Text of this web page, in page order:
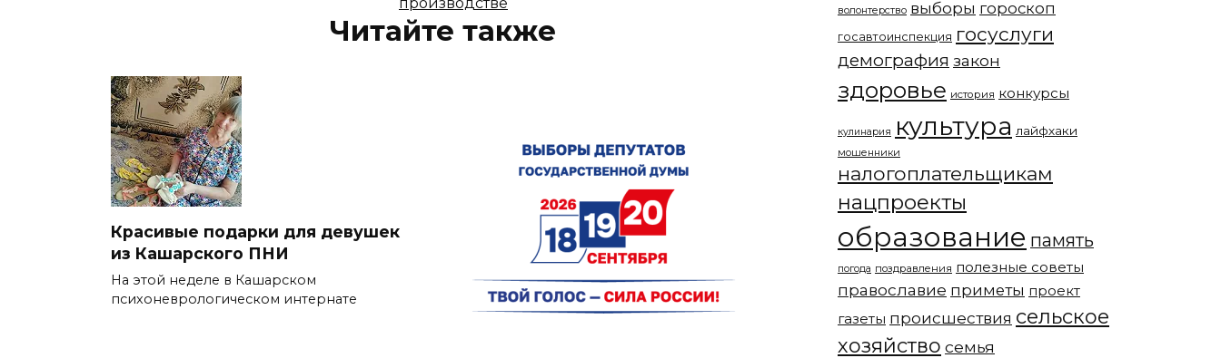
Читайте также
Красивые подарки для девушек
из Кашарского ПНИ
На этой неделе в Кашарском
психоневрологическом интернате
волонтерство выборы гороскоп
госавтоинспекция госуслуги
демография закон
здоровье история конкурсы
кулинария культура лайфхаки
мошенники
налогоплательщикам
нацпроекты
образование память
погода поздравления полезные советы
православие приметы проект
газеты происшествия сельское
хозяйство семья